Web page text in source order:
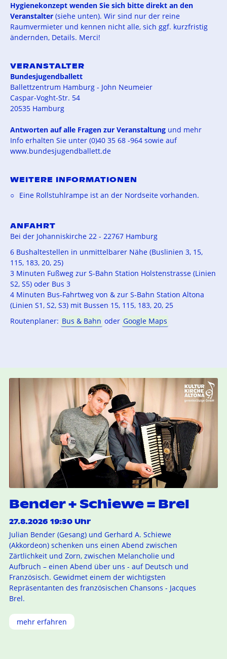
Hygienekonzept wenden Sie sich bitte direkt an den
Veranstalter (siehe unten). Wir sind nur der reine
Raumvermieter und kennen nicht alle, sich ggf. kurzfristig
ändernden, Details. Merci!
VERANSTALTER
Bundesjugendballett
Ballettzentrum Hamburg - John Neumeier
Caspar-Voght-Str. 54
20535 Hamburg
Antworten auf alle Fragen zur Veranstaltung und mehr
Info erhalten Sie unter (0)40 35 68 -964 sowie auf
www.bundesjugendballett.de
WEITERE INFORMATIONEN
Eine Rollstuhlrampe ist an der Nordseite vorhanden.
ANFAHRT
Bei der Johanniskirche 22 - 22767 Hamburg
6 Bushaltestellen in unmittelbarer Nähe (Buslinien 3, 15,
115, 183, 20, 25)
3 Minuten Fußweg zur S-Bahn Station Holstenstrasse (Linien
S2, S5) oder Bus 3
4 Minuten Bus-Fahrtweg von & zur S-Bahn Station Altona
(Linien S1, S2, S3) mit Bussen 15, 115, 183, 20, 25
Routenplaner: Bus & Bahn oder Google Maps
Bender + Schiewe = Brel
27.8.2026 19:30 Uhr
Julian Bender (Gesang) und Gerhard A. Schiewe
(Akkordeon) schenken uns einen Abend zwischen
Zärtlichkeit und Zorn, zwischen Melancholie und
Aufbruch – einen Abend über uns - auf Deutsch und
Französisch. Gewidmet einem der wichtigsten
Repräsentanten des französischen Chansons - Jacques
Brel.
mehr erfahren